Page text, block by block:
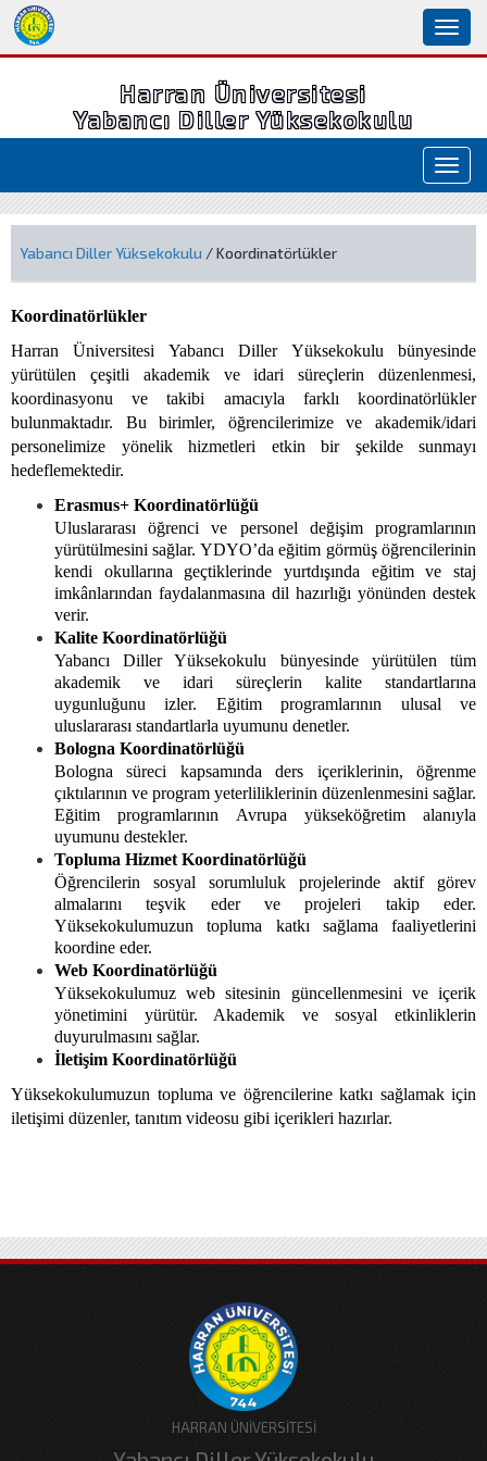
Harran Üniversitesi
Yabancı Diller Yüksekokulu
Yabancı Diller Yüksekokulu / Koordinatörlükler
Koordinatörlükler
Harran Üniversitesi Yabancı Diller Yüksekokulu bünyesinde
yürütülen çeşitli akademik ve idari süreçlerin düzenlenmesi,
koordinasyonu ve takibi amacıyla farklı koordinatörlükler
bulunmaktadır. Bu birimler, öğrencilerimize ve akademik/idari
personelimize yönelik hizmetleri etkin bir şekilde sunmayı
hedeflemektedir.
Erasmus+ Koordinatörlüğü
Uluslararası öğrenci ve personel değişim programlarının
yürütülmesini sağlar. YDYO’da eğitim görmüş öğrencilerinin
kendi okullarına geçtiklerinde yurtdışında eğitim ve staj
imkânlarından faydalanmasına dil hazırlığı yönünden destek
verir.
Kalite Koordinatörlüğü
Yabancı Diller Yüksekokulu bünyesinde yürütülen tüm
akademik ve idari süreçlerin kalite standartlarına
uygunluğunu izler. Eğitim programlarının ulusal ve
uluslararası standartlarla uyumunu denetler.
Bologna Koordinatörlüğü
Bologna süreci kapsamında ders içeriklerinin, öğrenme
çıktılarının ve program yeterliliklerinin düzenlenmesini sağlar.
Eğitim programlarının Avrupa yükseköğretim alanıyla
uyumunu destekler.
Topluma Hizmet Koordinatörlüğü
Öğrencilerin sosyal sorumluluk projelerinde aktif görev
almalarını teşvik eder ve projeleri takip eder.
Yüksekokulumuzun topluma katkı sağlama faaliyetlerini
koordine eder.
Web Koordinatörlüğü
Yüksekokulumuz web sitesinin güncellenmesini ve içerik
yönetimini yürütür. Akademik ve sosyal etkinliklerin
duyurulmasını sağlar.
İletişim Koordinatörlüğü
Yüksekokulumuzun topluma ve öğrencilerine katkı sağlamak için
iletişimi düzenler, tanıtım videosu gibi içerikleri hazırlar.
HARRAN ÜNİVERSİTESİ